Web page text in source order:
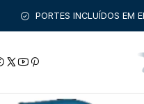
PORTES INCLUÍDOS
BERBEQUINS